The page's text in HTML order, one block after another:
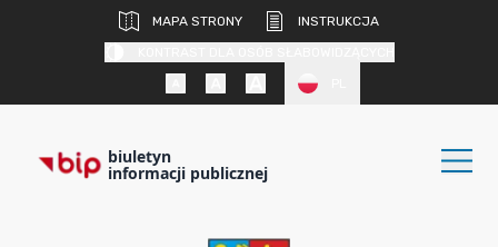
MAPA STRONY
INSTRUKCJA
biuletyn
informacji publicznej